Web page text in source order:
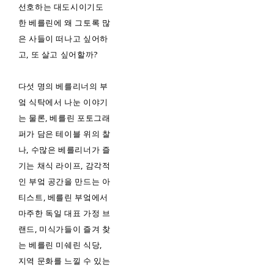
선호하는 대도시이기도
한 베를린에 왜 그토록 많
은 사들이 떠나고 싶어하
고, 또 살고 싶어할까?
다섯 명의 베를리너의 부
엌 식탁에서 나눈 이야기
는 물론, 베를린 포토그래
퍼가 담은 테이블 위의 찰
나, 수많은 베를리너가 즐
기는 채식 라이프, 감각적
인 부엌 공간을 만드는 아
티스트, 베를린 부엌에서
마주한 독일 대표 가정 브
랜드, 미식가들이 즐겨 찾
는 베를린 미쉐린 식당,
지역 문화를 느낄 수 있는